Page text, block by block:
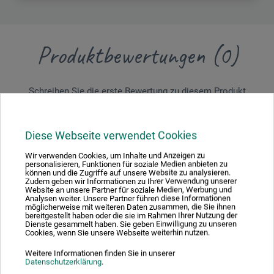
Diese Webseite verwendet Cookies
Wir verwenden Cookies, um Inhalte und Anzeigen zu
personalisieren, Funktionen für soziale Medien anbieten zu
können und die Zugriffe auf unsere Website zu analysieren.
Zudem geben wir Informationen zu Ihrer Verwendung unserer
Website an unsere Partner für soziale Medien, Werbung und
Analysen weiter. Unsere Partner führen diese Informationen
möglicherweise mit weiteren Daten zusammen, die Sie ihnen
bereitgestellt haben oder die sie im Rahmen Ihrer Nutzung der
Dienste gesammelt haben. Sie geben Einwilligung zu unseren
Cookies, wenn Sie unsere Webseite weiterhin nutzen.
Weitere Informationen finden Sie in unserer
Datenschutzerklärung.
Produktbewertungen (0)
Schreiben Sie die erste Bewertung zu diesem Produkt
Hersteller-Kontakt
Hier finden Sie die Kontaktdaten des Herstellers zu